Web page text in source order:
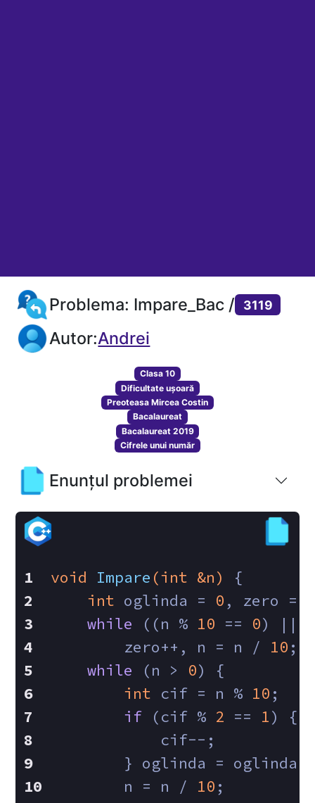
Problema: Impare_Bac / 3119
Autor:Andrei
Clasa 10
Dificultate ușoară
Preoteasa Mircea Costin
Bacalaureat
Bacalaureat 2019
Cifrele unui număr
Enunțul problemei
void Impare (int &n)
{
int oglinda = 0 , zero =
while ((n % 10 == 0) ||
        zero++, n = n /
10 ;
while (n > 0) {
int cif = n % 10 ;
if (cif % 2 == 1) {
            cif--;
} oglinda = oglinda
        n = n /
10 ;